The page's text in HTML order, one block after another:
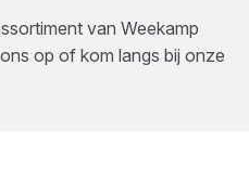
van Weekamp
op of kom langs bij onze